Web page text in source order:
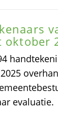
oktober
evaluatie.